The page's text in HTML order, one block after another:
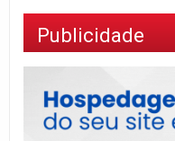
Publicidade